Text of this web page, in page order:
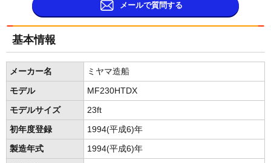
メールで質問する
基本情報
メーカー名 ミヤマ造船
モデル MF230HTDX
モデルサイズ 23ft
初年度登録 1994(平成6)年
製造年式 1994(平成6)年